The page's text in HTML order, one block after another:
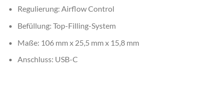
Regulierung: Airflow Control
Befüllung: Top-Filling-System
Maße: 106 mm x 25,5 mm x 15,8 mm
Anschluss: USB-C